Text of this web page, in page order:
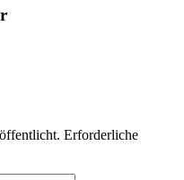
Erforderliche